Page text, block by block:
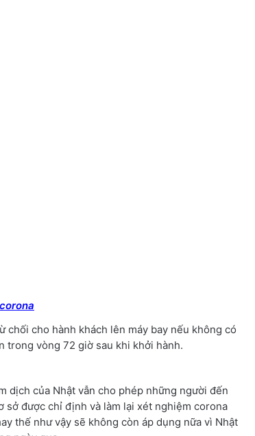
chối cho hành khách lên máy bay nếu không có
trong vòng 72 giờ sau khi khởi hành.
dịch của Nhật vẫn cho phép những người đến
sở được chỉ định và làm lại xét nghiệm corona
thế như vậy sẽ không còn áp dụng nữa vì Nhật